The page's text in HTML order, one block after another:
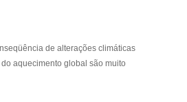
de alterações climáticas
aquecimento global são muito